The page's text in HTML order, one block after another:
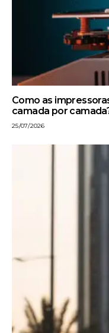
Como as
camada por
25/07/2026